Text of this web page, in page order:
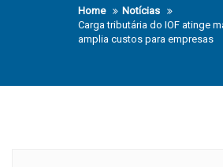
Home
Notícias
Carga tributária do IOF atinge
amplia custos para empresas